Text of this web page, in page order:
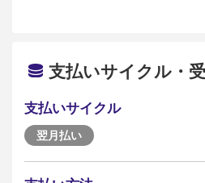
支払いサイクル・
支払いサイクル
翌月払い